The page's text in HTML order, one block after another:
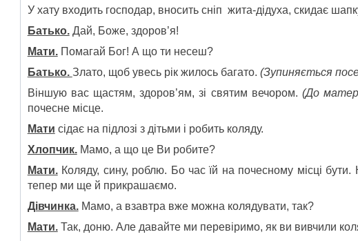
У хату входить господар, вносить сніп жита-дідуха, скидає
Батько.Дай, Боже, здоров’я!
Мати.Помагай Бог! А що ти несеш?
Батько. Злато, щоб увесь рік жилось багато. (Зупиняється
Віншую вас щастям, здоров’ям, зі святим вечором. (До
почесне місце.
Мати сідає на підлозі з дітьми і робить коляду.
Хлопчик.Мамо, а що це Ви робите?
Мати.Коляду, сину, роблю. Бо час їй на почесному місці бути.
тепер ми ще й прикрашаємо.
Дівчинка.Мамо, а взавтра вже можна колядувати, так?
Мати.Так, доню. Але давайте ми перевіримо, як ви вивчили